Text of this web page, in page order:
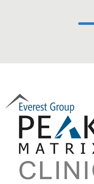
Carousel starts